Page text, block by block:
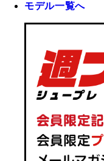
モデル一覧へ